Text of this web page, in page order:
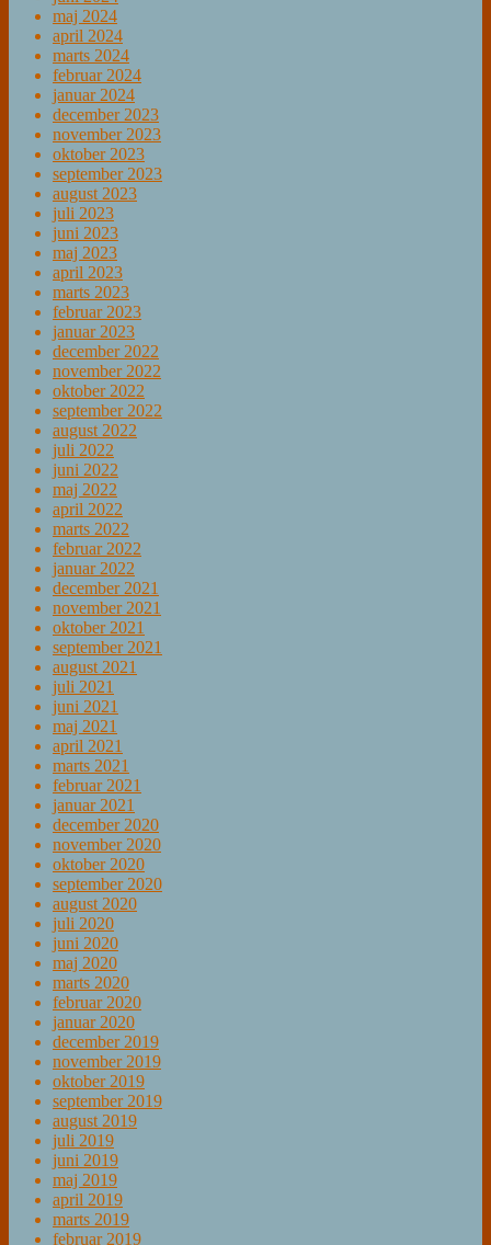
maj 2024
april 2024
marts 2024
februar 2024
januar 2024
december 2023
november 2023
oktober 2023
september 2023
august 2023
juli 2023
juni 2023
maj 2023
april 2023
marts 2023
februar 2023
januar 2023
december 2022
november 2022
oktober 2022
september 2022
august 2022
juli 2022
juni 2022
maj 2022
april 2022
marts 2022
februar 2022
januar 2022
december 2021
november 2021
oktober 2021
september 2021
august 2021
juli 2021
juni 2021
maj 2021
april 2021
marts 2021
februar 2021
januar 2021
december 2020
november 2020
oktober 2020
september 2020
august 2020
juli 2020
juni 2020
maj 2020
marts 2020
februar 2020
januar 2020
december 2019
november 2019
oktober 2019
september 2019
august 2019
juli 2019
juni 2019
maj 2019
april 2019
marts 2019
februar 2019